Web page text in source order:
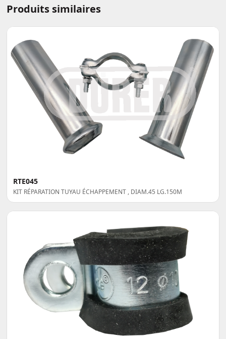
Produits similaires
RTE045
KIT RÉPARATION TUYAU ÉCHAPPEMENT , DIAM.45 LG.150M